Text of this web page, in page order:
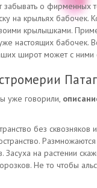
забывать о фирменных
на крыльях
крылышками.
настоящих бабочек.
широт может с ними
уже говорили,
без
на растении
Не то чтобы